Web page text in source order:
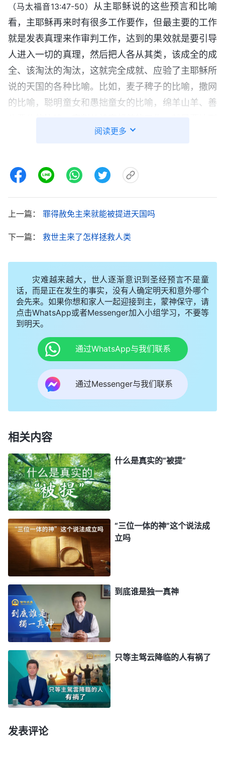
（马太福音13:47-50） 从主耶稣说的这些预言和比喻
看，主耶稣再来时有很多工作要作，但最主要的工作
就是发表真理来作审判工作，达到的果效就是要引导
人进入一切的真理，然后把人各从其类，该成全的成
全、该淘汰的淘汰，这就完全成就、应验了主耶稣所
说的天国的各种比喻。比如，麦子稗子的比喻，撒网
的比喻，聪明童女和愚拙童女的比喻，绵羊山羊、善
把麦子和稗子分开、善仆恶仆分开、喜爱真理的与吃
着，愚拙童女因着不听神的声音而被撇弃落在灾难中
哀哭切齿，这就是借着审判工作将人都各从其类、赏
善罚恶，这就完全应验了《启示录》的预言：“不义
的，叫他仍旧不义；污秽的，叫他仍旧污秽；为义
的，叫他仍旧为义；圣洁的，叫他仍旧圣洁。
行的报应他。”（启示录22:12）如果我们真明白主耶稣
的预言，看见主末世再来主要是发表真理作审判工
作，将人各从其类来定规人的结局，我们还敢认定主
耶稣在十字架上说“成了”是指神拯救人类的工作彻底
完成了吗？还能愚蠢地观天望云等候主耶稣驾云降
临，被提在空中与主相遇吗？还能随意定罪神末世显
现作工所发表的一切真理吗？还能肆无忌惮地否认主
道成肉身
成为人子来作末世审判工作吗？现在
大灾难已经降临了，很多宗教人还在做着“主肯定会
现，那时已是神更换天地的时候了，宗教界只能落得
个万民都要哀哭的下场。这就应验了《启示录》的预
言：“看哪，他驾云降临！众目要看见他，连刺他的
人也要看见他，地上的万族都要因他哀哭。
1:7）
有许多人肯定会问，到底该怎样领受主耶稣在十
字架上说“成了”这话呢？其实很简单，主耶稣说话都
是特别现实的、实际的，所以主耶稣说“成了”这话，
肯定是指主所作的救赎工作说的。人把主说的这么现
实、实际的话硬给理解成是指神拯救人类的工作完成
了，这就太武断了，因为神拯救人类的工作只是作了
一半，还有一步最关键的审判工作在末世来作，你怎
么就认定主耶稣说的“成了”这话是指神拯救人类的工
作已彻底作完了呢？这是不是有点儿太荒唐、太离谱
了？主耶稣是因为什么被钉在十字架上的？他被钉十
字架到底完成了什么工作？达到了什么果效？信主的
人应该清楚，因为圣经里把这个事实记载得很清楚、
钉在十字架上亲自作了人类的赎罪祭，担当了人的
阅读更多
上一篇： 罪得赦免主来就能被提进天国吗
下一篇： 救世主来了怎样拯救人类
灾难越来越大，世人逐渐意识到圣经预言不是童
话，而是正在发生的事实，没有人确定明天和意外哪个
会先来。如果你想和家人一起迎接到主，蒙神保守，请
点击WhatsApp或者Messenger加入小组学习，不要等
到明天。
通过WhatsApp与我们联系
通过Messenger与我们联系
相关内容
什么是真实的“被提”
“三位一体的神”这个说法成
立吗
到底谁是独一真神
只等主驾云降临的人有祸了
发表评论